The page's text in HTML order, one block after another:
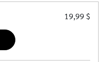
19,99 $